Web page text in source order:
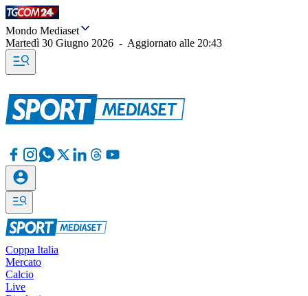
Mondo Mediaset
Martedì 30 Giugno 2026 - Aggiornato alle 20:43
Coppa Italia
Mercato
Calcio
Live